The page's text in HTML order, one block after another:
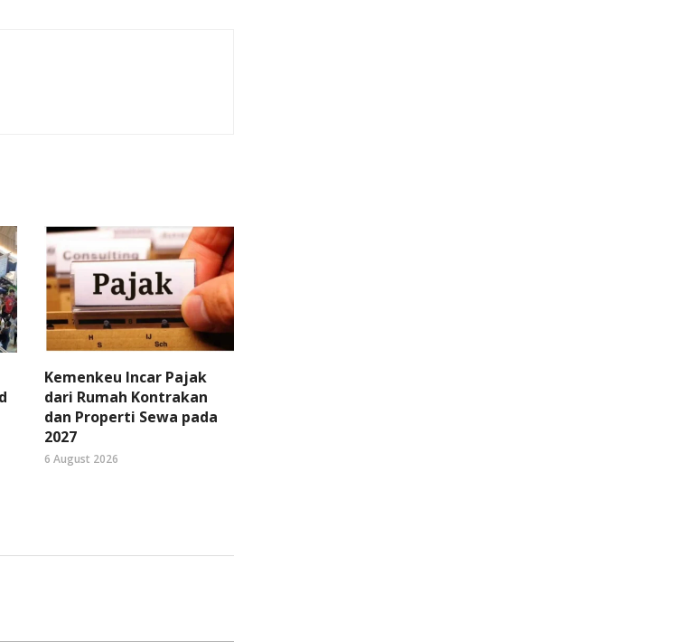
Kemenkeu Incar Pajak
dari Rumah Kontrakan
dan Properti Sewa pada
2027
6 August 2026